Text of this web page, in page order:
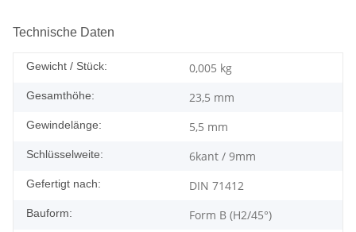
Technische Daten
Gewicht / Stück: 0,005 kg
Gesamthöhe: 23,5 mm
Gewindelänge: 5,5 mm
Schlüsselweite: 6kant / 9mm
Gefertigt nach: DIN 71412
Bauform: Form B (H2/45°)